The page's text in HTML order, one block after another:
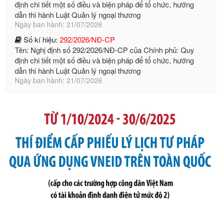
Số kí hiệu:292/2026/NĐ-CP
Tên: Nghị định số 292/2026/NĐ-CP của Chính phủ: Quy
định chi tiết một số điều và biện pháp để tổ chức, hướng
dẫn thi hành Luật Quản lý ngoại thương
Ngày ban hành: 21/07/2026
Số kí hiệu:105/2026/TT-BTC
Tên: Thông tư số 105/2026/TT-BTC của Bộ Tài chính: Bãi
bỏ Thông tư số 87/2019/TT- BТC ngày 19 tháng 12 năm
Ngày ban hành: 21/07/2026
Số kí hiệu:
291/2026/NĐ-CP
Tên: Nghị định số 291/2026/NĐ-CP của Chính phủ: Sửa
đổi, bổ sung một số điều của Nghị định số 125/2020/NĐ-СР
ngày 19 tháng 10 năm 2020 của Chính phủ quy định xử
phạt vi phạm hành chính về thuế, hóa đơn được sửa đổi, bổ
sung bởi Nghị định số 102/2021/NĐ-CP
Ngày ban hành: 20/07/2026